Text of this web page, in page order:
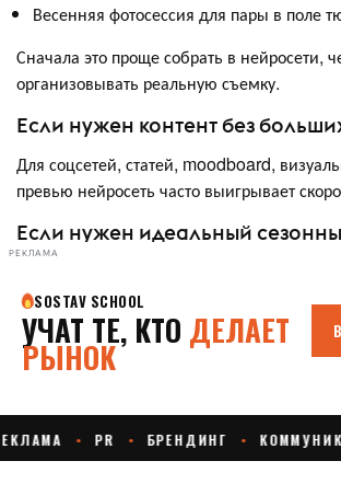
Весенняя фотосессия для пары в поле
Сначала это проще собрать в нейросети,
организовывать реальную съемку.
Если нужен контент без
Для соцсетей, статей, moodboard,
превью нейросеть часто выигрывает
Если нужен идеальный
РЕКЛАМА